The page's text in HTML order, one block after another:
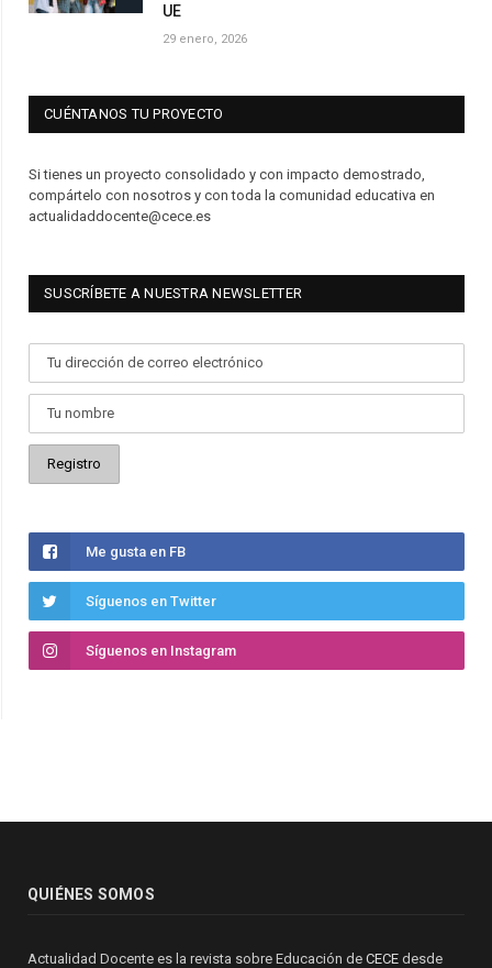
UE
29 enero, 2026
CUÉNTANOS TU PROYECTO
Si tienes un proyecto consolidado y con impacto demostrado,
compártelo con nosotros y con toda la comunidad educativa en
actualidaddocente@cece.es
SUSCRÍBETE A NUESTRA NEWSLETTER
Me gusta en FB
Síguenos en Twitter
Síguenos en Instagram
QUIÉNES SOMOS
Actualidad Docente es la revista sobre Educación de CECE desde